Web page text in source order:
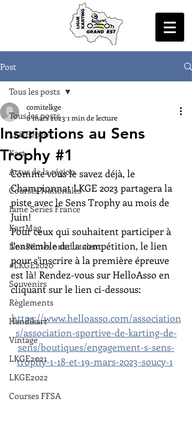
Post
Tous les posts
LKGE2020
Kart
Actus de la région
Courses Nationales
Iame Series France
KartMag
Nos Pilotes ont du talent
#LKGE2020
Souvenirs
Règlements
Handikart
Vintage
LKGE2021
LKGE2022
Courses FFSA
Tous les posts
Inscriptions au Sens
Trophy #1
comitelkge
6 mars 2023 1 min de lecture
Comme vous le savez déjà, le
Championnat LKGE 2023 partagera la
piste avec le Sens Trophy au mois de
Juin!
Pour ceux qui souhaitent participer à
l'ensemble de la compétition, le lien
pour s'inscrire à la première épreuve
est là! Rendez-vous sur HelloAsso en
cliquant sur le lien ci-dessous:
https://www.helloasso.com/association
s/association-sportive-de-karting-de-
sens/boutiques/engagement-s-sens-
trophy-1-18-et-19-mars-2023-soucy-1